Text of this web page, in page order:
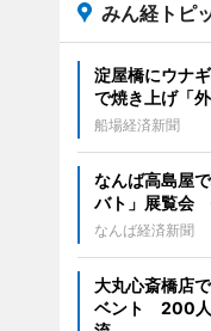
みん経トピ
淀屋橋にウナ
で焼き上げ「
船場経済新聞
なんば高島屋
バト」展覧会
なんば経済新聞
大丸心斎橋店
ベント 200人